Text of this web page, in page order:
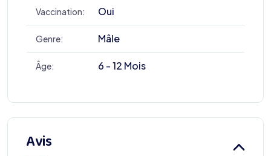
Vaccination: Oui
Genre: Mâle
Âge: 6 - 12 Mois
Avis